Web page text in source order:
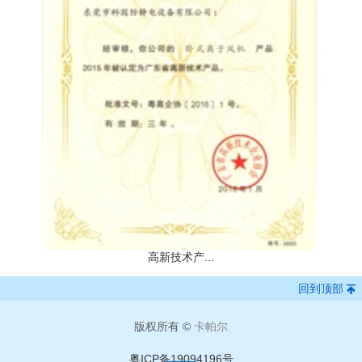
高新技术产...
回到顶部
版权所有 © 卡帕尔
粤ICP备19094196号